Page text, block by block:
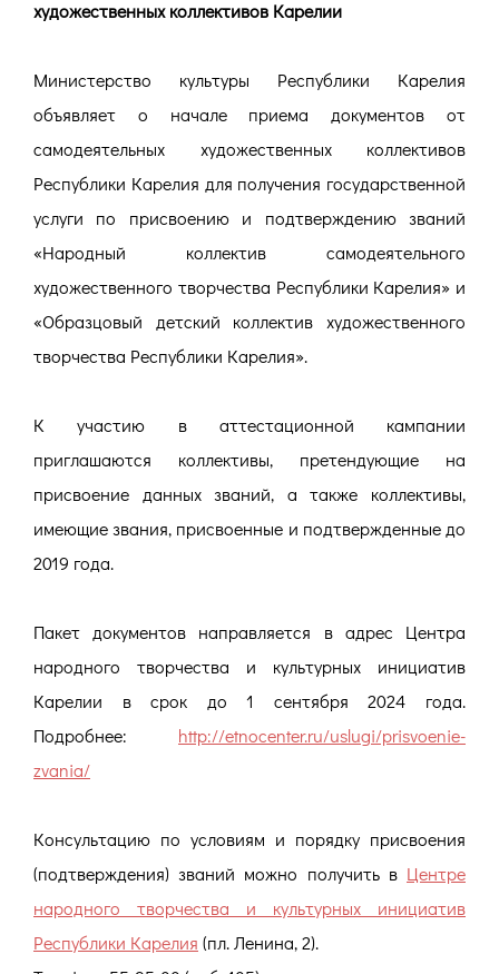
художественных коллективов Карелии
Министерство культуры Республики Карелия
объявляет о начале приема документов от
самодеятельных художественных коллективов
Республики Карелия для получения государственной
услуги по присвоению и подтверждению званий
«Народный коллектив самодеятельного
художественного творчества Республики Карелия» и
«Образцовый детский коллектив художественного
творчества Республики Карелия».
К участию в аттестационной кампании
приглашаются коллективы, претендующие на
присвоение данных званий, а также коллективы,
имеющие звания, присвоенные и подтвержденные до
2019 года.
Пакет документов направляется в адрес Центра
народного творчества и культурных инициатив
Карелии в срок до 1 сентября 2024 года.
Подробнее: http://etnocenter.ru/uslugi/prisvoenie-
zvania/
Консультацию по условиям и порядку присвоения
(подтверждения) званий можно получить в Центре
народного творчества и культурных инициатив
Республики Карелия (пл. Ленина, 2).